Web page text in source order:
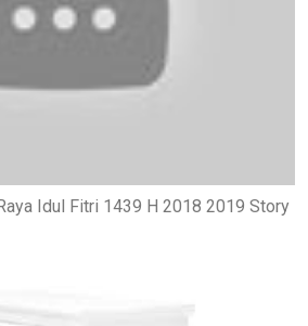
Idul Fitri 1439 H 2018 2019 Story